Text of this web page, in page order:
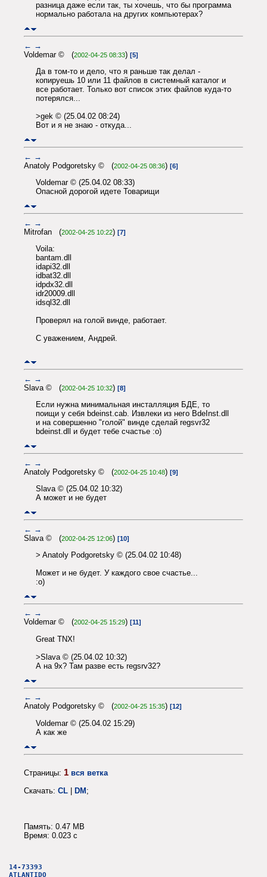
разница даже если так, ты хочешь, что бы программа
нормально работала на других компьютерах?
← →
Voldemar © (2002-04-25 08:33) [5]
Да в том-то и дело, что я раньше так делал -
копируешь 10 или 11 файлов в системный каталог и
все работает. Только вот список этих файлов куда-то
потерялся...
>gek © (25.04.02 08:24)
Вот и я не знаю - откуда...
← →
Anatoly Podgoretsky © (2002-04-25 08:36) [6]
Voldemar © (25.04.02 08:33)
Опасной дорогой идете Товарищи
← →
Mitrofan (2002-04-25 10:22) [7]
Voila:
bantam.dll
idapi32.dll
idbat32.dll
idpdx32.dll
idr20009.dll
idsql32.dll
Проверял на голой винде, работает.
С уважением, Андрей.
← →
Slava © (2002-04-25 10:32) [8]
Если нужна минимальная инсталляция БДЕ, то
поищи у себя bdeinst.cab. Извлеки из него BdeInst.dll
и на совершенно "голой" винде сделай regsvr32
bdeinst.dll и будет тебе счастье :о)
← →
Anatoly Podgoretsky © (2002-04-25 10:48) [9]
Slava © (25.04.02 10:32)
А может и не будет
← →
Slava © (2002-04-25 12:06) [10]
> Anatoly Podgoretsky © (25.04.02 10:48)
Может и не будет. У каждого свое счастье...
:o)
← →
Voldemar © (2002-04-25 15:29) [11]
Great TNX!
>Slava © (25.04.02 10:32)
А на 9х? Там разве есть regsrv32?
← →
Anatoly Podgoretsky © (2002-04-25 15:35) [12]
Voldemar © (25.04.02 15:29)
А как же
Страницы: 1 вся ветка
Скачать: CL DM ;
Память: 0.47 MB
Время: 0.023 c
14-73393
ATLANTIDO